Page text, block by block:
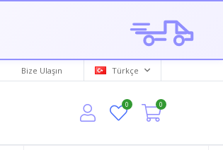
Bize Ulaşın Türkçe
0 0